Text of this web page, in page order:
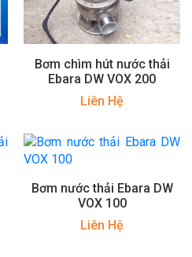
Bơm chìm hút nước thải
Ebara DW VOX 200
Liên Hệ
Bơm nước thải Ebara DW
VOX 100
Liên Hệ